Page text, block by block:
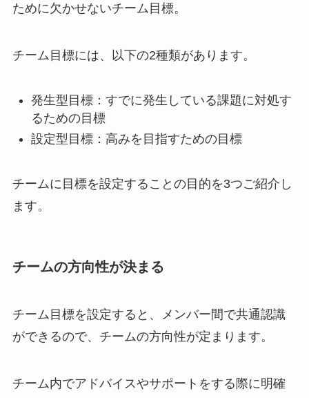
ために欠かせないチーム目標。
チーム目標には、以下の2種類があります。
発生型目標：すでに発生している課題に対処す
るための目標
設定型目標：高みを目指すための目標
チームに目標を設定することの目的を3つご紹介し
ます。
チームの方向性が決まる
チーム目標を設定すると、メンバー間で共通認識
ができるので、チームの方向性が定まります。
チーム内でアドバイスやサポートをする際に明確